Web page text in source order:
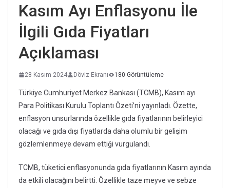
Kasım Ayı Enflasyonu İle
İlgili Gıda Fiyatları
Açıklaması
28 Kasım 2024 Döviz Ekranı 180 Görüntüleme
Türkiye Cumhuriyet Merkez Bankası (TCMB), Kasım ayı
Para Politikası Kurulu Toplantı Özeti’ni yayınladı. Özette,
enflasyon unsurlarında özellikle gıda fiyatlarının belirleyici
olacağı ve gıda dışı fiyatlarda daha olumlu bir gelişim
gözlemlenmeye devam ettiği vurgulandı.
TCMB, tüketici enflasyonunda gıda fiyatlarının Kasım ayında
da etkili olacağını belirtti. Özellikle taze meyve ve sebze